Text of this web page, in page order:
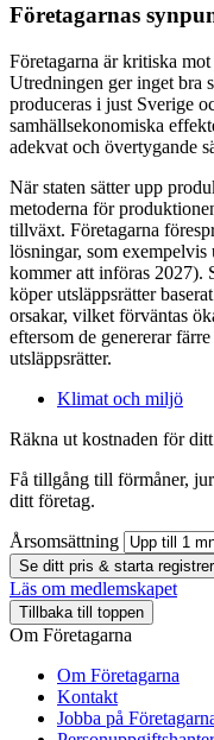
Företagarnas
Företagarna är kritiska
Utredningen ger inget bra
produceras i just Sverige
samhällsekonomiska
adekvat och övertygande
När staten sätter upp
metoderna för
tillväxt. Företagarna
lösningar, som
kommer att införas 2027).
köper utsläppsrätter
orsakar, vilket förväntas
eftersom de genererar
utsläppsrätter.
Klimat och miljö
Räkna ut kostnaden för
Få tillgång till förmåner,
ditt företag.
Årsomsättning
Se ditt pris & starta
Läs om medlemskapet
Tillbaka till toppen
Om Företagarna
Om Företagarna
Kontakt
Jobba på